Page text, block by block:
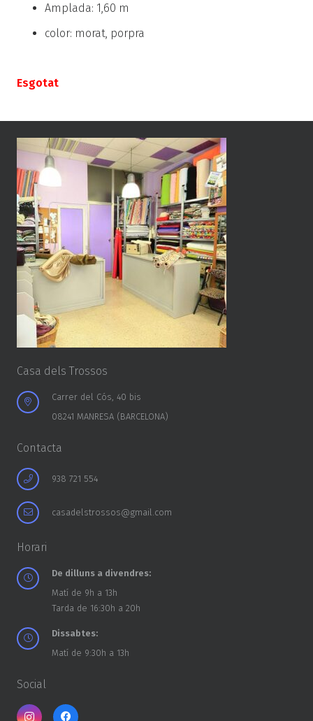
Amplada: 1,60 m
color: morat, porpra
Esgotat
Casa dels Trossos
Carrer del Cós, 40 bis
08241 MANRESA (BARCELONA)
Contacta
938 721 554
casadelstrossos@gmail.com
Horari
De dilluns a divendres:
Matí de 9h a 13h
Tarda de 16:30h a 20h
Dissabtes:
Matí de 9:30h a 13h
Social